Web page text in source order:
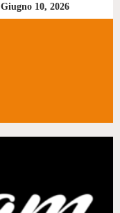
Giugno 10, 2026